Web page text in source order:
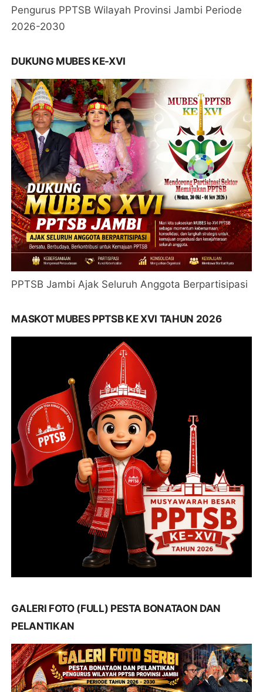
Pengurus PPTSB Wilayah Provinsi Jambi Periode
2026-2030
DUKUNG MUBES KE-XVI
PPTSB Jambi Ajak Seluruh Anggota Berpartisipasi
MASKOT MUBES PPTSB KE XVI TAHUN 2026
GALERI FOTO (FULL) PESTA BONATAON DAN
PELANTIKAN